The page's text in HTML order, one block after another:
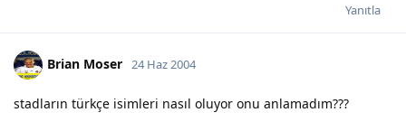
Yanıtla
Brian Moser 24 Haz 2004
stadların türkçe isimleri nasıl oluyor onu anlamadım???